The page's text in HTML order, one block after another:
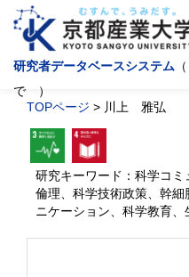
研究者データベースシステム
で ）
TOPページ > 川上 雅弘
研究キーワード：科学コ
倫理、科学技術政策、幹細
ニケーション、科学教育